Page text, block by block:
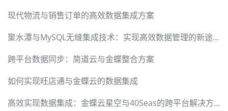
现代物流与销售订单的高效数据集成方案
聚水潭与MySQL无缝集成技术：实现高效数据管理的新途径
跨平台数据同步：简道云与金蝶整合方案
如何实现旺店通与金蝶云的数据集成
高效实现数据集成：金蝶云星空与40Seas的跨平台解决方案